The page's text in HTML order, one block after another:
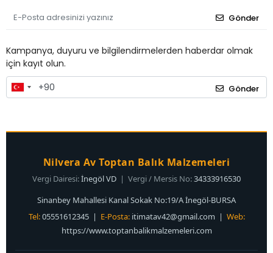
Gönder
Kampanya, duyuru ve bilgilendirmelerden haberdar olmak
için kayıt olun.
Gönder
Nilvera Av Toptan Balık Malzemeleri
Vergi Dairesi:İnegöl VD | Vergi / Mersis No:34333916530
Sinanbey Mahallesi Kanal Sokak No:19/A İnegöl-BURSA
Tel:05551612345 | E-Posta: itimatav42@gmail.com | Web:
https://www.toptanbalikmalzemeleri.com